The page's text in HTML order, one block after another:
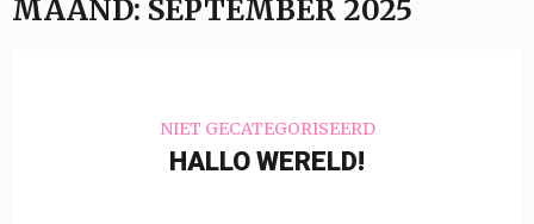
MAAND: SEPTEMBER 2025
NIET GECATEGORISEERD
HALLO WERELD!